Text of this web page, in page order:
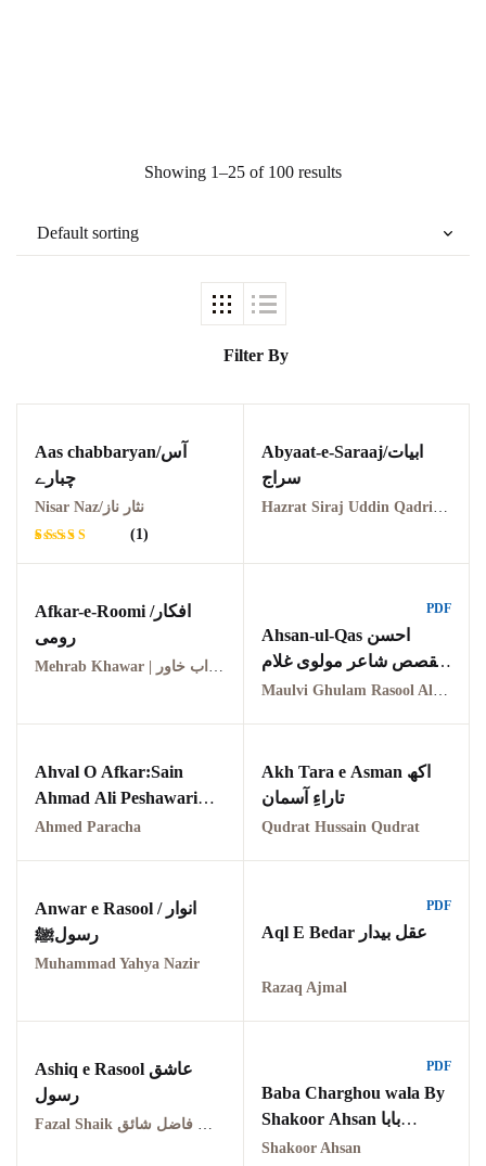
Showing 1–25 of 100 results
Filter By
Aas chabbaryan/آس
چبارے
Nisar Naz/نثار ناز
Rated
based on
1
customer
rating
(1)
Abyaat-e-Saraaj/ابیات
سراج
Hazrat Siraj Uddin Qadri/مولوی سراج الدین سراج قادری
Afkar-e-Roomi /افکار
رومی
Mehrab Khawar | محراب خاور
PDF
Ahsan-ul-Qas احسن
القصص شاعر مولوی غلام
رسول عالمپوری
Maulvi Ghulam Rasool Alampuri
Ahval O Afkar:Sain
Ahmad Ali Peshawari
PDF احوال و افکار سائیں
Ahmed Paracha
Akh Tara e Asman اکھ
تاراءِ آسمان
Qudrat Hussain Qudrat
Anwar e Rasool / انوار
رسولﷺ
Muhammad Yahya Nazir
PDF
Aql E Bedar عقل بیدار
Razaq Ajmal
Ashiq e Rasool عاشق
رسول
Fazal Shaik ملک الشعراء جناب فاضل شائق
PDF
Baba Charghou wala By
Shakoor Ahsan بابا
چراغوں والا
Shakoor Ahsan
Search
Tags
GujarKhan
Islamabad Pothohar
Khayyam Wakil
outside Islamabad
Pakistan. پوٹھوار
Pothohar
Pothohar -
پوٹھوہاری شاعری